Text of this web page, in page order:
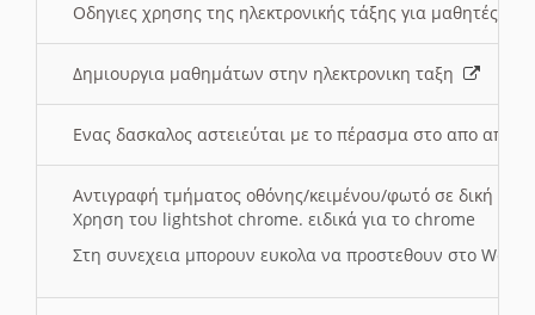
Οδηγιες χρησης της ηλεκτρονικής τάξης για μαθητές
Δημιουργια μαθημάτων στην ηλεκτρονικη ταξη
Ενας δασκαλος αστειεύται με το πέρασμα στο απο
Αντιγραφή τμήματος οθόνης/κειμένου/φωτό σε δική
Χρηση του lightshot chrome. ειδικά για το chrome
Στη συνεχεια μπορουν ευκολα να προστεθουν στο Word